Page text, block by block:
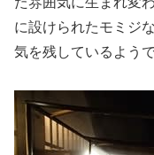
に設けられたモミジ
気を残しているようで